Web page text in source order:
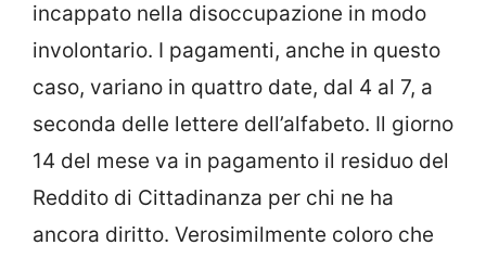
incappato nella disoccupazione in modo
involontario. I pagamenti, anche in questo
caso, variano in quattro date, dal 4 al 7, a
seconda delle lettere dell’alfabeto. Il giorno
14 del mese va in pagamento il residuo del
Reddito di Cittadinanza per chi ne ha
ancora diritto. Verosimilmente coloro che